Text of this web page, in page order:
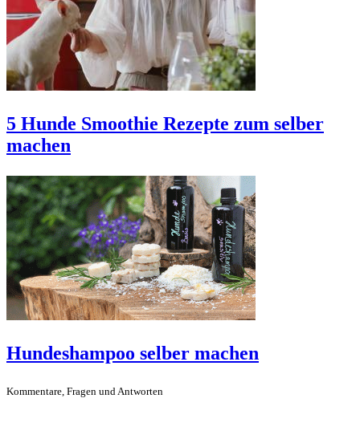
5 Hunde Smoothie Rezepte zum selber
machen
Hundeshampoo selber machen
Kommentare, Fragen und Antworten